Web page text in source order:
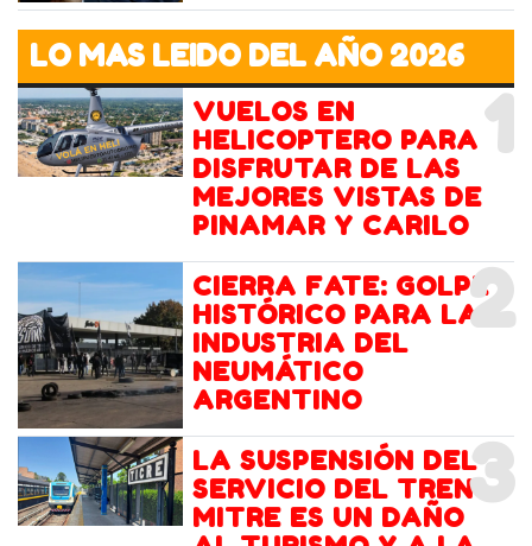
LO MAS LEIDO DEL AÑO 2026
1
VUELOS EN
HELICOPTERO PARA
DISFRUTAR DE LAS
MEJORES VISTAS DE
PINAMAR Y CARILO
2
CIERRA FATE: GOLPE
HISTÓRICO PARA LA
INDUSTRIA DEL
NEUMÁTICO
ARGENTINO
3
LA SUSPENSIÓN DEL
SERVICIO DEL TREN
MITRE ES UN DAÑO